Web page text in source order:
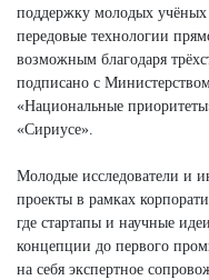
поддержку молодых учёных
передовые технологии
возможным благодаря
подписано с
«Национальные
«Сириусе».
Молодые исследователи и
проекты в рамках
где стартапы и научные
концепции до первого
на себя экспертное